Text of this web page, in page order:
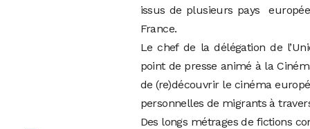
issus de plusieurs pays
France.
Le chef de la délégation de
point de presse animé à la
de (re)découvrir le cinéma
personnelles de migrants à
Des longs métrages de fictions